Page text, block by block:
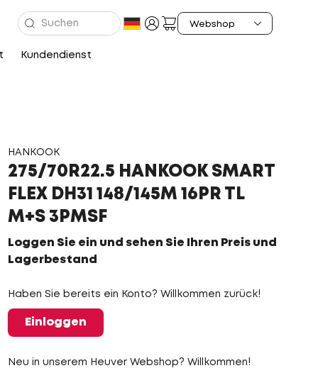
Kundendienst
HANKOOK
275/70R22.5 HANKOOK SMART
FLEX DH31 148/145M 16PR TL
M+S 3PMSF
Loggen Sie ein und sehen Sie Ihren Preis und
Lagerbestand
Haben Sie bereits ein Konto? Willkommen zurück!
Einloggen
Neu in unserem Heuver Webshop? Willkommen!